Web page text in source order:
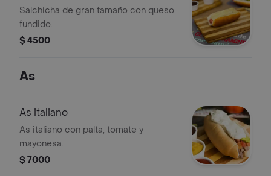
Salchicha de gran tamaño con queso
fundido.
$ 4500
As
As italiano
As italiano con palta, tomate y
mayonesa.
$ 7000